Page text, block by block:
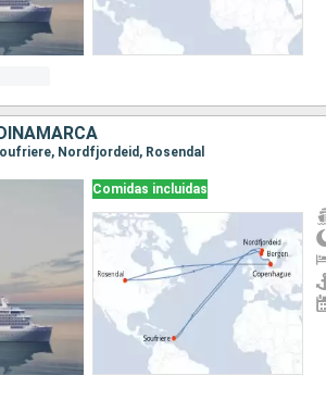
Nordfjordeid, Rosendal
Comidas incluidas